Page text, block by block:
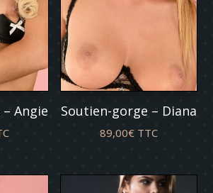
Angie Soutien-gorge – Diana
89,00€ TTC